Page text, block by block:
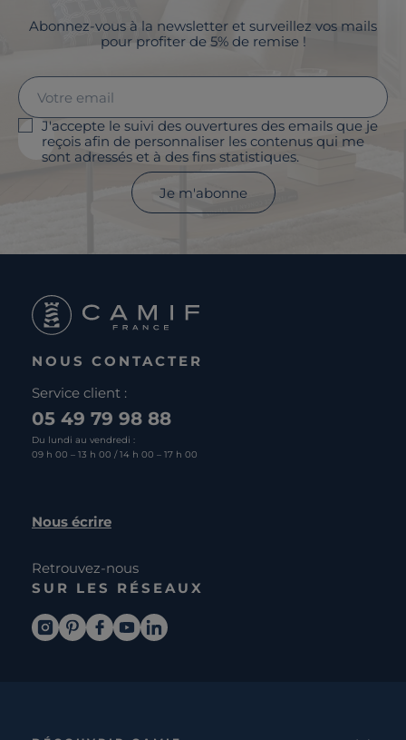
Abonnez-vous à la newsletter et surveillez vos mails
pour profiter de 5% de remise !
J'accepte le suivi des ouvertures des emails que je
reçois afin de personnaliser les contenus qui me
sont adressés et à des fins statistiques.
Je m'abonne
NOUS CONTACTER
Service client :
05 49 79 98 88
Du lundi au vendredi :
09 h 00 – 13 h 00 / 14 h 00 – 17 h 00
Nous écrire
Retrouvez-nous
SUR LES RÉSEAUX